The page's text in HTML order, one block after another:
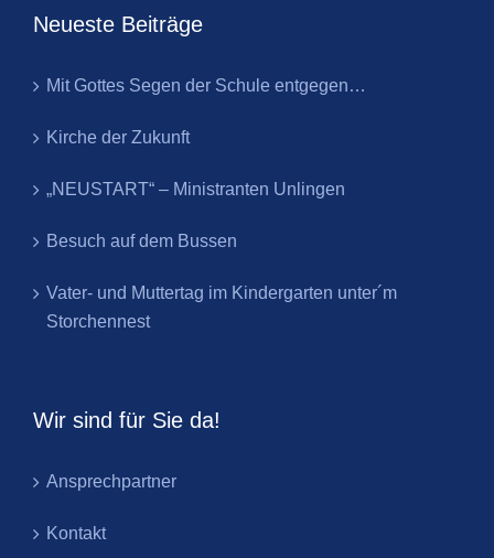
Neueste Beiträge
Mit Gottes Segen der Schule entgegen…
Kirche der Zukunft
„NEUSTART“ – Ministranten Unlingen
Besuch auf dem Bussen
Vater- und Muttertag im Kindergarten unter´m
Storchennest
Wir sind für Sie da!
Ansprechpartner
Kontakt